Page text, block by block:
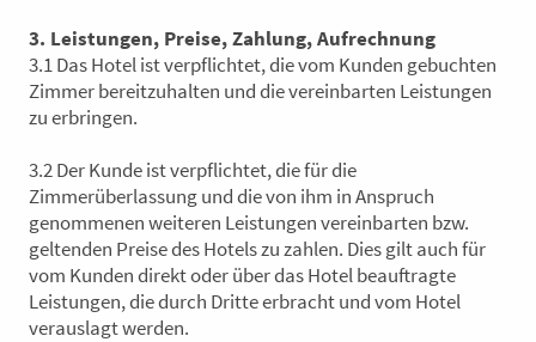
3. Leistungen, Preise, Zahlung, Aufrechnung
3.1 Das Hotel ist verpflichtet, die vom Kunden gebuchten
Zimmer bereitzuhalten und die vereinbarten Leistungen
zu erbringen.
3.2 Der Kunde ist verpflichtet, die für die
Zimmerüberlassung und die von ihm in Anspruch
genommenen weiteren Leistungen vereinbarten bzw.
geltenden Preise des Hotels zu zahlen. Dies gilt auch für
vom Kunden direkt oder über das Hotel beauftragte
Leistungen, die durch Dritte erbracht und vom Hotel
verauslagt werden.